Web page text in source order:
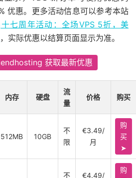
优惠。更多活动信息可以参考本站
七周年活动：全场VPS 5折，美
，实际优惠以结算页面显示为准。
获取最新优惠
内存 硬盘
流
量
价格 购买
512MB 10GB
不
限
€3.49/
月
购
买
➤
不
€4.49/
购